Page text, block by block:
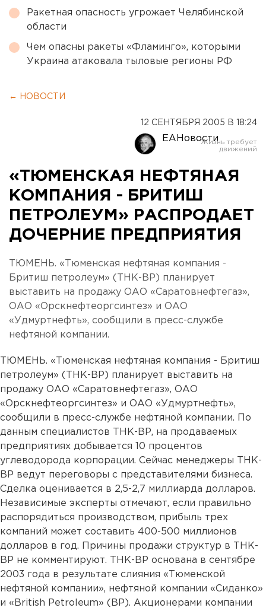
Ракетная опасность угрожает Челябинской
области
Чем опасны ракеты «Фламинго», которыми
Украина атаковала тыловые регионы РФ
← НОВОСТИ
12 СЕНТЯБРЯ 2005 В 18:24
ЕАНовости
«ТЮМЕНСКАЯ НЕФТЯНАЯ
КОМПАНИЯ - БРИТИШ
ПЕТРОЛЕУМ» РАСПРОДАЕТ
ДОЧЕРНИЕ ПРЕДПРИЯТИЯ
ТЮМЕНЬ. «Тюменская нефтяная компания -
Бритиш петролеум» (ТНК-ВР) планирует
выставить на продажу ОАО «Саратовнефтегаз»,
ОАО «Орскнефтеоргсинтез» и ОАО
«Удмуртнефть», сообщили в пресс-службе
нефтяной компании.
ТЮМЕНЬ. «Тюменская нефтяная компания - Бритиш
петролеум» (ТНК-ВР) планирует выставить на
продажу ОАО «Саратовнефтегаз», ОАО
«Орскнефтеоргсинтез» и ОАО «Удмуртнефть»,
сообщили в пресс-службе нефтяной компании. По
данным специалистов ТНК-ВР, на продаваемых
предприятиях добывается 10 процентов
углеводорода корпорации. Сейчас менеджеры ТНК-
ВР ведут переговоры с представителями бизнеса.
Сделка оценивается в 2,5-2,7 миллиарда долларов.
Независимые эксперты отмечают, если правильно
распорядиться производством, прибыль трех
компаний может составить 400-500 миллионов
долларов в год. Причины продажи структур в ТНК-
ВР не комментируют. ТНК-ВР основана в сентябре
2003 года в результате слияния «Тюменской
нефтяной компании», нефтяной компании «Сиданко»
и «British Petroleum» (BP). Акционерами компании